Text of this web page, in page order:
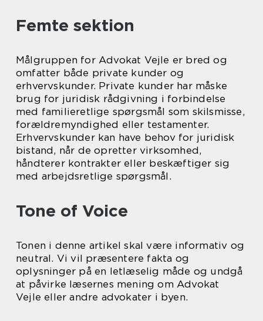
Femte sektion
Målgruppen for Advokat Vejle er bred og
omfatter både private kunder og
erhvervskunder. Private kunder har måske
brug for juridisk rådgivning i forbindelse
med familieretlige spørgsmål som skilsmisse,
forældremyndighed eller testamenter.
Erhvervskunder kan have behov for juridisk
bistand, når de opretter virksomhed,
håndterer kontrakter eller beskæftiger sig
med arbejdsretlige spørgsmål.
Tone of Voice
Tonen i denne artikel skal være informativ og
neutral. Vi vil præsentere fakta og
oplysninger på en letlæselig måde og undgå
at påvirke læsernes mening om Advokat
Vejle eller andre advokater i byen.